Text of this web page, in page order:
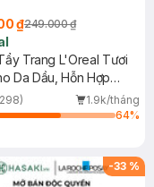
₫249.000 ₫
Trang L'Oreal Tươi
Da Dầu, Hỗn Hợp
1.9k/tháng
64%
-33 %